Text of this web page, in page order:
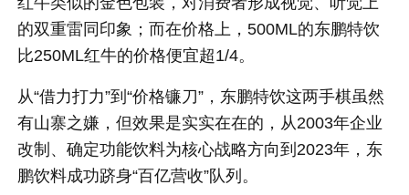
的双重雷同印象；而在价格上，500ML的东鹏特饮
比250ML红牛的价格便宜超1/4。
从“借力打力”到“价格镰刀”，东鹏特饮这两手棋虽然
有山寨之嫌，但效果是实实在在的，从2003年企业
改制、确定功能饮料为核心战略方向到2023年，东
鹏饮料成功跻身“百亿营收”队列。